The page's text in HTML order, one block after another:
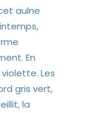
aulne
En
Les
gris vert,
la